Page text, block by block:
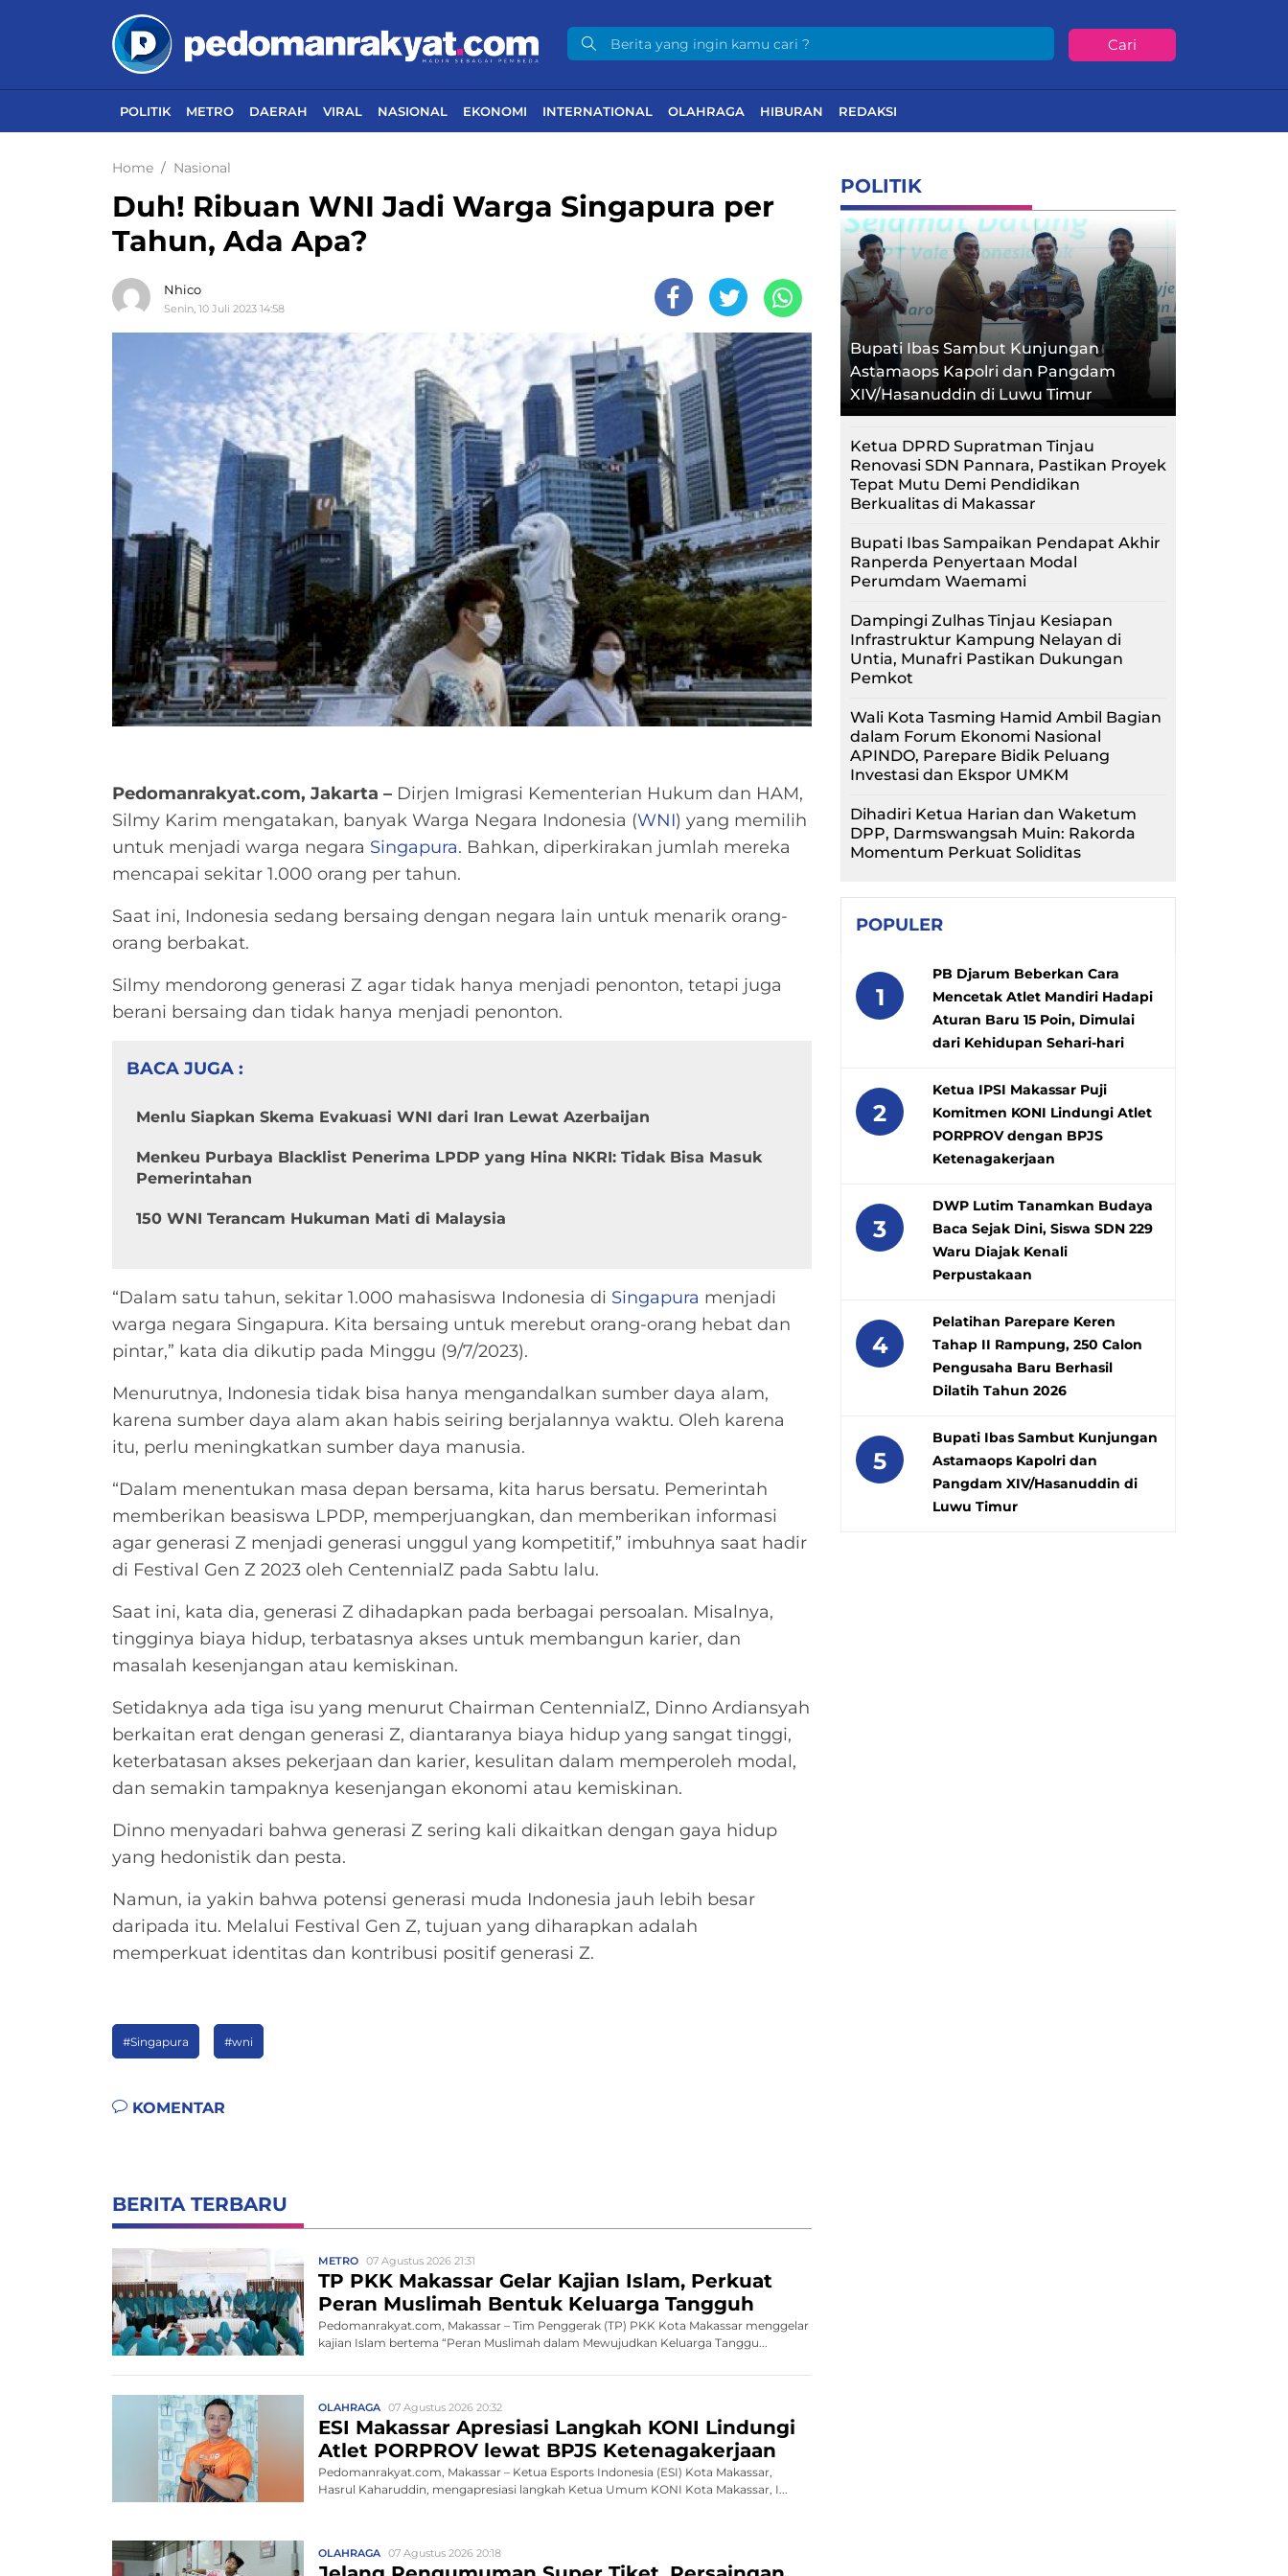
Cari
POLITIK METRO DAERAH VIRAL NASIONAL EKONOMI INTERNATIONAL OLAHRAGA HIBURAN REDAKSI
Home Nasional
Duh! Ribuan WNI Jadi Warga Singapura per
Tahun, Ada Apa?
Nhico
Senin, 10 Juli 2023 14:58
Pedomanrakyat.com, Jakarta – Dirjen Imigrasi Kementerian Hukum dan HAM,
Silmy Karim mengatakan, banyak Warga Negara Indonesia (WNI) yang memilih
untuk menjadi warga negara Singapura. Bahkan, diperkirakan jumlah mereka
mencapai sekitar 1.000 orang per tahun.
Saat ini, Indonesia sedang bersaing dengan negara lain untuk menarik orang-
orang berbakat.
Silmy mendorong generasi Z agar tidak hanya menjadi penonton, tetapi juga
berani bersaing dan tidak hanya menjadi penonton.
BACA JUGA :
Menlu Siapkan Skema Evakuasi WNI dari Iran Lewat Azerbaijan
Menkeu Purbaya Blacklist Penerima LPDP yang Hina NKRI: Tidak Bisa Masuk
Pemerintahan
150 WNI Terancam Hukuman Mati di Malaysia
“Dalam satu tahun, sekitar 1.000 mahasiswa Indonesia di Singapura menjadi
warga negara Singapura. Kita bersaing untuk merebut orang-orang hebat dan
pintar,” kata dia dikutip pada Minggu (9/7/2023).
Menurutnya, Indonesia tidak bisa hanya mengandalkan sumber daya alam,
karena sumber daya alam akan habis seiring berjalannya waktu. Oleh karena
itu, perlu meningkatkan sumber daya manusia.
“Dalam menentukan masa depan bersama, kita harus bersatu. Pemerintah
memberikan beasiswa LPDP, memperjuangkan, dan memberikan informasi
agar generasi Z menjadi generasi unggul yang kompetitif,” imbuhnya saat hadir
di Festival Gen Z 2023 oleh CentennialZ pada Sabtu lalu.
Saat ini, kata dia, generasi Z dihadapkan pada berbagai persoalan. Misalnya,
tingginya biaya hidup, terbatasnya akses untuk membangun karier, dan
masalah kesenjangan atau kemiskinan.
Setidaknya ada tiga isu yang menurut Chairman CentennialZ, Dinno Ardiansyah
berkaitan erat dengan generasi Z, diantaranya biaya hidup yang sangat tinggi,
keterbatasan akses pekerjaan dan karier, kesulitan dalam memperoleh modal,
dan semakin tampaknya kesenjangan ekonomi atau kemiskinan.
Dinno menyadari bahwa generasi Z sering kali dikaitkan dengan gaya hidup
yang hedonistik dan pesta.
Namun, ia yakin bahwa potensi generasi muda Indonesia jauh lebih besar
daripada itu. Melalui Festival Gen Z, tujuan yang diharapkan adalah
memperkuat identitas dan kontribusi positif generasi Z.
#Singapura #wni
KOMENTAR
BERITA TERBARU
METRO 07 Agustus 2026 21:31
TP PKK Makassar Gelar Kajian Islam, Perkuat
Peran Muslimah Bentuk Keluarga Tangguh
Pedomanrakyat.com, Makassar – Tim Penggerak (TP) PKK Kota Makassar menggelar
kajian Islam bertema “Peran Muslimah dalam Mewujudkan Keluarga Tanggu...
OLAHRAGA 07 Agustus 2026 20:32
ESI Makassar Apresiasi Langkah KONI Lindungi
Atlet PORPROV lewat BPJS Ketenagakerjaan
Pedomanrakyat.com, Makassar – Ketua Esports Indonesia (ESI) Kota Makassar,
Hasrul Kaharuddin, mengapresiasi langkah Ketua Umum KONI Kota Makassar, I...
OLAHRAGA 07 Agustus 2026 20:18
POLITIK
Bupati Ibas Sambut Kunjungan
Astamaops Kapolri dan Pangdam
XIV/Hasanuddin di Luwu Timur
Ketua DPRD Supratman Tinjau
Renovasi SDN Pannara, Pastikan Proyek
Tepat Mutu Demi Pendidikan
Berkualitas di Makassar
Bupati Ibas Sampaikan Pendapat Akhir
Ranperda Penyertaan Modal
Perumdam Waemami
Dampingi Zulhas Tinjau Kesiapan
Infrastruktur Kampung Nelayan di
Untia, Munafri Pastikan Dukungan
Pemkot
Wali Kota Tasming Hamid Ambil Bagian
dalam Forum Ekonomi Nasional
APINDO, Parepare Bidik Peluang
Investasi dan Ekspor UMKM
Dihadiri Ketua Harian dan Waketum
DPP, Darmswangsah Muin: Rakorda
Momentum Perkuat Soliditas
POPULER
1
PB Djarum Beberkan Cara
Mencetak Atlet Mandiri Hadapi
Aturan Baru 15 Poin, Dimulai
dari Kehidupan Sehari-hari
2
Ketua IPSI Makassar Puji
Komitmen KONI Lindungi Atlet
PORPROV dengan BPJS
Ketenagakerjaan
3
DWP Lutim Tanamkan Budaya
Baca Sejak Dini, Siswa SDN 229
Waru Diajak Kenali
Perpustakaan
4
Pelatihan Parepare Keren
Tahap II Rampung, 250 Calon
Pengusaha Baru Berhasil
Dilatih Tahun 2026
5
Bupati Ibas Sambut Kunjungan
Astamaops Kapolri dan
Pangdam XIV/Hasanuddin di
Luwu Timur